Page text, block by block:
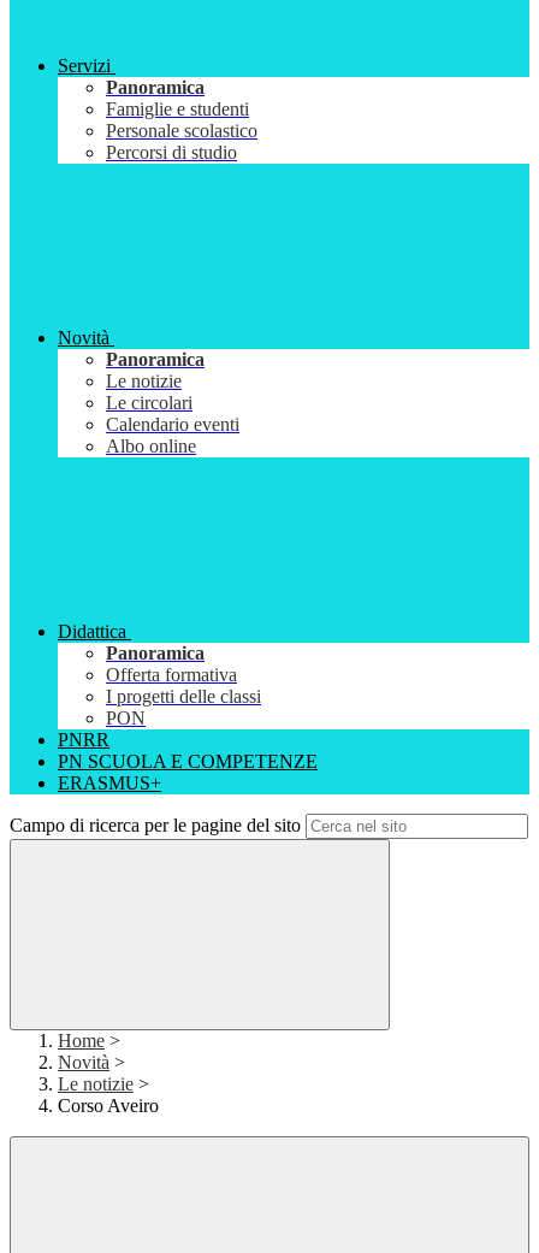
Servizi
Panoramica
Famiglie e studenti
Personale scolastico
Percorsi di studio
Novità
Panoramica
Le notizie
Le circolari
Calendario eventi
Albo online
Didattica
Panoramica
Offerta formativa
I progetti delle classi
PON
PNRR
PN SCUOLA E COMPETENZE
ERASMUS+
Campo di ricerca per le pagine del sito
Home >
Novità >
Le notizie >
Corso Aveiro